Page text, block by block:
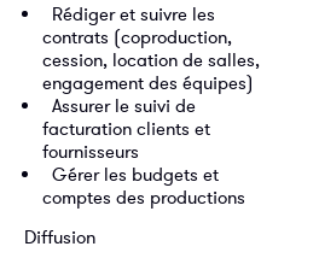
⁠ ⁠Rédiger et suivre les
contrats (coproduction,
cession, location de salles,
engagement des équipes)
⁠ ⁠Assurer le suivi de
facturation clients et
fournisseurs
⁠ ⁠Gérer les budgets et
comptes des productions
Diffusion